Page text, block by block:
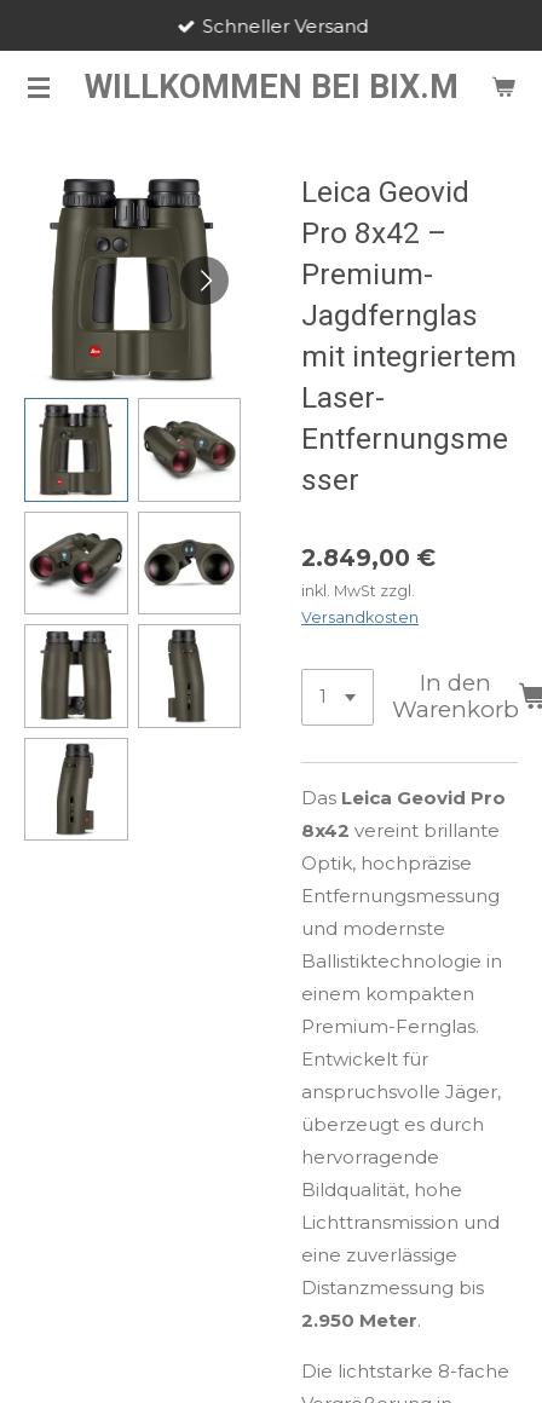
springen WILLKOMMEN BEI BIX.M
Schneller Versand
Leica Geovid
Pro 8x42 –
Premium-
Jagdfernglas
mit integriertem
Laser-
Entfernungsme
sser
2.849,00 €
inkl. MwSt zzgl.
Versandkosten
In den
Warenkorb
Das Leica Geovid Pro
8x42 vereint brillante
Optik, hochpräzise
Entfernungsmessung
und modernste
Ballistiktechnologie in
einem kompakten
Premium-Fernglas.
Entwickelt für
anspruchsvolle Jäger,
überzeugt es durch
hervorragende
Bildqualität, hohe
Lichttransmission und
eine zuverlässige
Distanzmessung bis
2.950 Meter.
Die lichtstarke 8-fache